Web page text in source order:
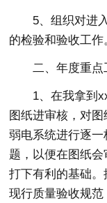
5、组织对进
的检验和验收工作
二、年度重
1、在我拿到
图纸进审核，对
弱电系统进行逐
题，以便在图纸
打下有利的基础
现行质量验收规